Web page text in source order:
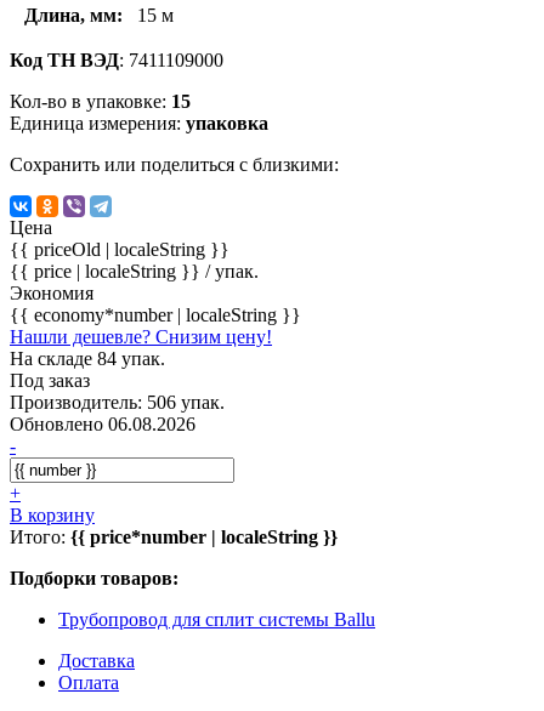
Длина, мм:
15 м
Код ТН ВЭД: 7411109000
Кол-во в упаковке: 15
Единица измерения: упаковка
Сохранить или поделиться с близкими:
Цена
{{ priceOld | localeString }}
{{ price | localeString }} / упак.
Экономия
{{ economy*number | localeString }}
Нашли дешевле? Снизим цену!
На складе 84 упак.
Под заказ
Производитель: 506 упак.
Обновлено 06.08.2026
-
+
В корзину
Итого: {{ price*number | localeString }}
Подборки товаров:
Трубопровод для сплит системы Ballu
Доставка
Оплата